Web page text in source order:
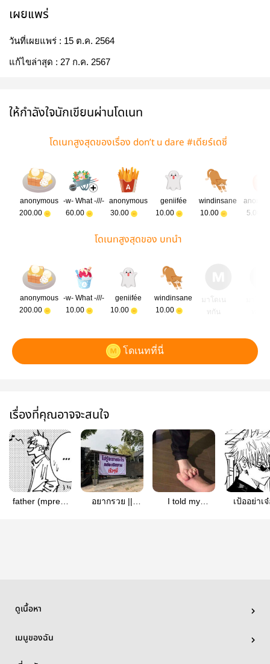
เผยแพร่
วันที่เผยแพร่ : 15 ต.ค. 2564
แก้ไขล่าสุด : 27 ก.ค. 2567
ให้กำลังใจนักเขียนผ่านโดเนท
โดเนทสูงสุดของเรื่อง don’t u dare #เดียร์เดซี่
anonymous
200.00
-w- What -///-
60.00
anonymous
30.00
geniifée
10.00
windinsane
10.00
5.00
โดเนทสูงสุดของ บทนำ
anonymous
200.00
-w- What -///-
10.00
geniifée
10.00
windinsane
10.00
มาโดเน
ทกัน
โดเนทที่นี่
เรื่องที่คุณอาจจะสนใจ
father (mpreg)
อยากรวย ||
I told my
เป้ออย่าเ
ดูเนื้อหา
เมนูของฉัน